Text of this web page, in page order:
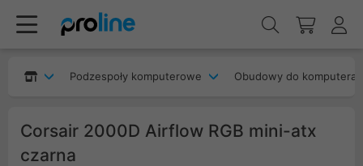
Podzespoły komputerowe Obudowy do komputera
Corsair 2000D Airflow RGB mini-atx
czarna